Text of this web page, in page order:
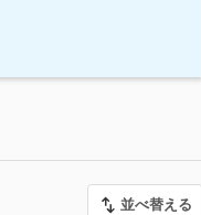
並べ替える